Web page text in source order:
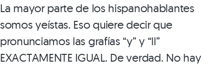
La mayor parte de los hispanohablantes
somos yeístas. Eso quiere decir que
pronunciamos las grafías “y” y “ll”
EXACTAMENTE IGUAL. De verdad. No hay